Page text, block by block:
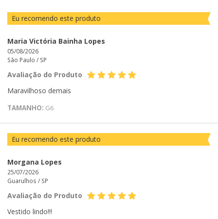
Eu recomendo este produto
Maria Victória Bainha Lopes
05/08/2026
São Paulo / SP
Avaliação do Produto
Maravilhoso demais
TAMANHO: G6
Eu recomendo este produto
Morgana Lopes
25/07/2026
Guarulhos / SP
Avaliação do Produto
Vestido lindo!!!